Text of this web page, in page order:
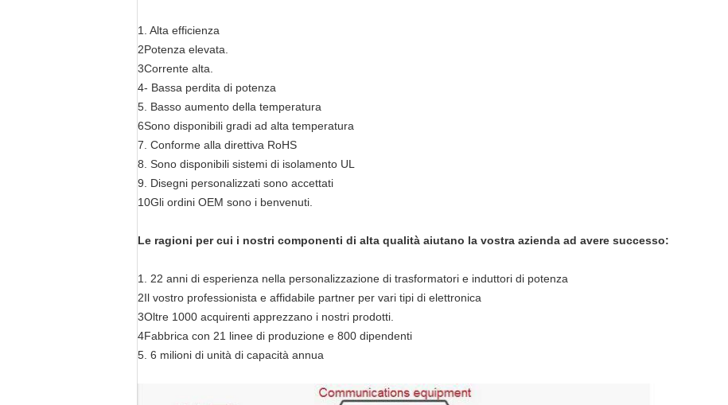
1. Alta efficienza
2Potenza elevata.
3Corrente alta.
4- Bassa perdita di potenza
5. Basso aumento della temperatura
6Sono disponibili gradi ad alta temperatura
7. Conforme alla direttiva RoHS
8. Sono disponibili sistemi di isolamento UL
9. Disegni personalizzati sono accettati
10Gli ordini OEM sono i benvenuti.
Le ragioni per cui i nostri componenti di alta qualità aiutano la vostra azienda ad avere successo:
1. 22 anni di esperienza nella personalizzazione di trasformatori e induttori di potenza
2Il vostro professionista e affidabile partner per vari tipi di elettronica
3Oltre 1000 acquirenti apprezzano i nostri prodotti.
4Fabbrica con 21 linee di produzione e 800 dipendenti
5. 6 milioni di unità di capacità annua